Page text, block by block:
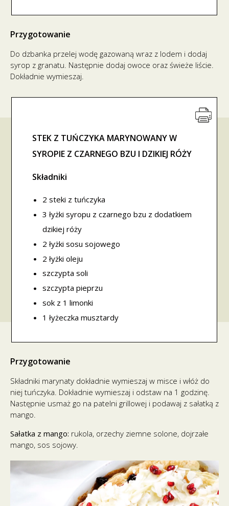
Przygotowanie
Do dzbanka przelej wodę gazowaną wraz z lodem i dodaj
syrop z granatu. Następnie dodaj owoce oraz świeże liście.
Dokładnie wymieszaj.
STEK Z TUŃCZYKA MARYNOWANY W
SYROPIE Z CZARNEGO BZU I DZIKIEJ RÓŻY
Składniki
2 steki z tuńczyka
3 łyżki syropu z czarnego bzu z dodatkiem
dzikiej róży
2 łyżki sosu sojowego
2 łyżki oleju
szczypta soli
szczypta pieprzu
sok z 1 limonki
1 łyżeczka musztardy
Przygotowanie
Składniki marynaty dokładnie wymieszaj w misce i włóż do
niej tuńczyka. Dokładnie wymieszaj i odstaw na 1 godzinę.
Następnie usmaż go na patelni grillowej i podawaj z sałatką z
mango.
Sałatka z mango: rukola, orzechy ziemne solone, dojrzałe
mango, sos sojowy.